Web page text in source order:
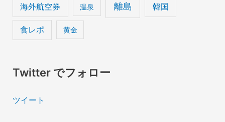
海外航空券 温泉 離島 韓国
食レポ 黄金
Twitter でフォロー
ツイート